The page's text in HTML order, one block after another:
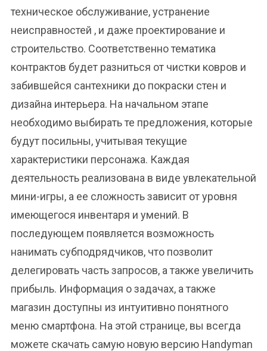
техническое обслуживание, устранение
неисправностей , и даже проектирование и
строительство. Соответственно тематика
контрактов будет разниться от чистки ковров и
забившейся сантехники до покраски стен и
дизайна интерьера. На начальном этапе
необходимо выбирать те предложения, которые
будут посильны, учитывая текущие
характеристики персонажа. Каждая
деятельность реализована в виде увлекательной
мини-игры, а ее сложность зависит от уровня
имеющегося инвентаря и умений. В
последующем появляется возможность
нанимать субподрядчиков, что позволит
делегировать часть запросов, а также увеличить
прибыль. Информация о задачах, а также
магазин доступны из интуитивно понятного
меню смартфона. На этой странице, вы всегда
можете скачать самую новую версию Handyman